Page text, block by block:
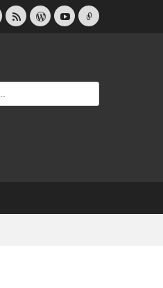
Feed WordPress
YouTube
Link